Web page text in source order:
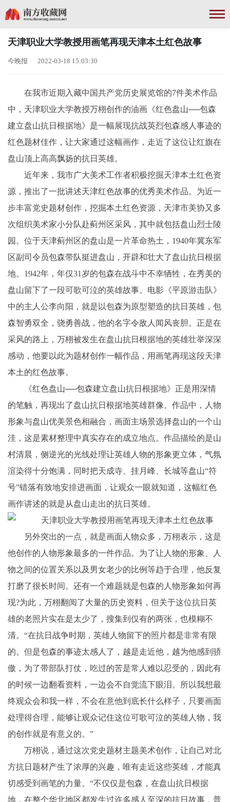
天津职业大学教授用画笔再现天津本土红色故事
今晚报 2022-03-18 15:03:30
在我市近期入藏中国共产党历史展览馆的7件美术作品
中，天津职业大学教授万栩创作的油画《红色盘山──包森
建立盘山抗日根据地》是一幅展现抗战英烈包森感人事迹的
红色题材佳作，让大家通过这幅画作，走近了这位让红旗在
盘山顶上高高飘扬的抗日英雄。
近年来，我市广大美术工作者积极挖掘天津本土红色资
源，推出了一批讲述天津红色故事的优秀美术作品。为近一
步丰富党史题材创作，挖掘本土红色资源，天津市美协又多
次组织美术家小分队赴蓟州区采风，其中就包括盘山烈士陵
园。位于天津蓟州区的盘山是一片革命热土，1940年冀东军
区副司令员包森带队挺进盘山，开辟和壮大了盘山抗日根据
地。1942年，年仅31岁的包森在战斗中不幸牺牲，在秀美的
盘山留下了一段可歌可泣的英雄故事。电影《平原游击队》
中的主人公李向阳，就是以包森为原型塑造的抗日英雄，包
森智勇双全，骁勇善战，他的名字令敌人闻风丧胆。正是在
采风的路上，万栩被发生在盘山抗日根据地的英雄壮举深深
感动，他要以此为题材创作一幅作品，用画笔再现这段天津
本土的红色故事。
《红色盘山──包森建立盘山抗日根据地》正是用深情
的笔触，再现出了盘山抗日根据地英雄群像。作品中，人物
形象与盘山优美景色相融合，画面主场景选择盘山的一个山
洼，这是素材整理中真实存在的成立地点。作品描绘的是山
村清晨，侧逆光的光线处理让英雄人物的形象更立体，气氛
渲染得十分饱满，同时把天成寺、挂月峰、长城等盘山“符
号”错落有致地安排进画面，让观众一眼就知道，这幅红色
画作讲述的就是从盘山走出的抗日英雄。
另外突出的一点，就是画面人物众多，万栩表示，这是
他创作的人物形象最多的一件作品。为了让人物的形象、人
物之间的位置关系以及男女老少的比例等趋于合理，他反复
打磨了很长时间。还有一个难题就是包森的人物形象如何再
现?为此，万栩翻阅了大量的历史资料，但关于这位抗日英
雄的老照片实在是太少了，搜集到仅有的两张，也模糊不
清。“在抗日战争时期，英雄人物留下的照片都是非常有限
的。但是包森的事迹太感人了，越是走近他，越为他感到骄
傲，为了带部队打仗，吃过的苦是常人难以忍受的，因此有
的时候一边翻看资料，一边会不自觉流下眼泪。所以我想最
终观众会和我一样，不会在意他到底长什么样子，只要画面
处理得合理，能够让观众记住这位可歌可泣的英雄人物，我
的创作就是有意义的。”
万栩说，通过这次党史题材主题美术创作，让自己对北
方抗日题材产生了浓厚的兴趣，唯有走近这些英雄，才能真
切感受到画笔的力量。“不仅仅是包森，在盘山抗日根据
地，在整个华北地区都发生过许多感人至深的抗日故事，普